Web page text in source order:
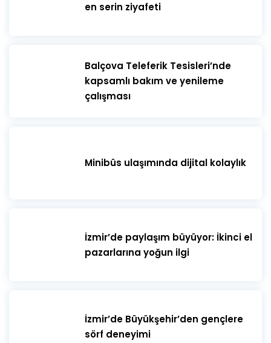
en serin ziyafeti
​Balçova Teleferik Tesisleri’nde
kapsamlı bakım ve yenileme
çalışması
Minibüs ulaşımında dijital kolaylık
İzmir’de paylaşım büyüyor: İkinci el
pazarlarına yoğun ilgi
İzmir’de Büyükşehir’den gençlere
sörf deneyimi